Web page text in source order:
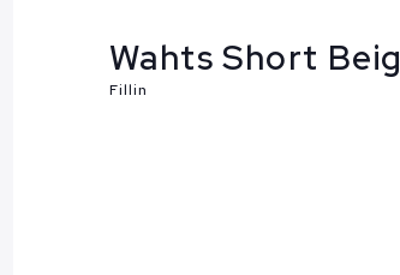
Wahts Short
Fillin